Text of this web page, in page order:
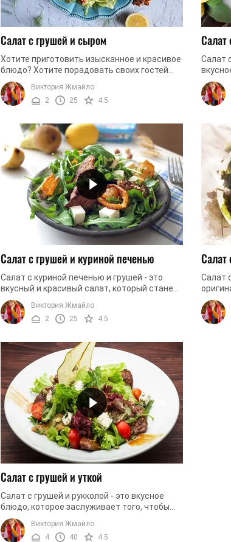
Салат с грушей и сыром
Хотите приготовить изысканное и красивое
блюдо? Хотите порадовать своих гостей
чем-то вкусным и необычным? Не знаете,
какой салат приготовить для ...
Виктория Жмайло
2
25 4.5
Салат
Салат
Салат с грушей и куриной печенью
Салат с куриной печенью и грушей - это
вкусный и красивый салат, который станет
украшением праздничного стола, подарит
колоссальное удовольствие всем ...
Виктория Жмайло
2
25 4.5
Салат
Салат
имеет
...
Салат с грушей и уткой
Салат с грушей и рукколой - это вкусное
блюдо, которое заслуживает того, чтобы
украсить ваш праздничный стол. Салат не
сложный в приготовлении, ...
Виктория Жмайло
4
40 4.5